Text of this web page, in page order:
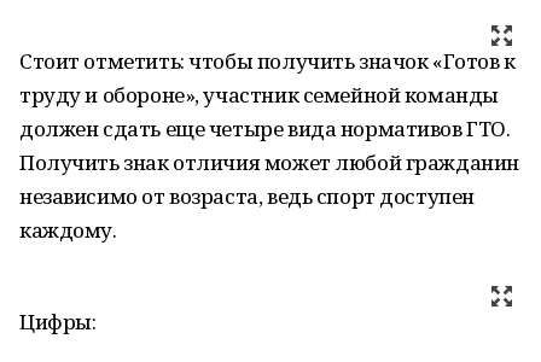
Стоит отметить: чтобы получить значок «Готов к
труду и обороне», участник семейной команды
должен сдать еще четыре вида нормативов ГТО.
Получить знак отличия может любой гражданин
независимо от возраста, ведь спорт доступен
каждому.
Цифры: